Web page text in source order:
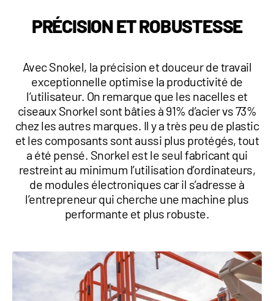
1 877-641-8355
PRÉCISION ET ROBUSTESSE
Avec Snokel, la précision et douceur de travail
exceptionnelle optimise la productivité de
l’utilisateur. On remarque que les nacelles et
ciseaux Snorkel sont bâties à 91% d’acier vs 73%
chez les autres marques. Il y a très peu de plastic
et les composants sont aussi plus protégés, tout
a été pensé. Snorkel est le seul fabricant qui
restreint au minimum l’utilisation d’ordinateurs,
de modules électroniques car il s’adresse à
l’entrepreneur qui cherche une machine plus
performante et plus robuste.